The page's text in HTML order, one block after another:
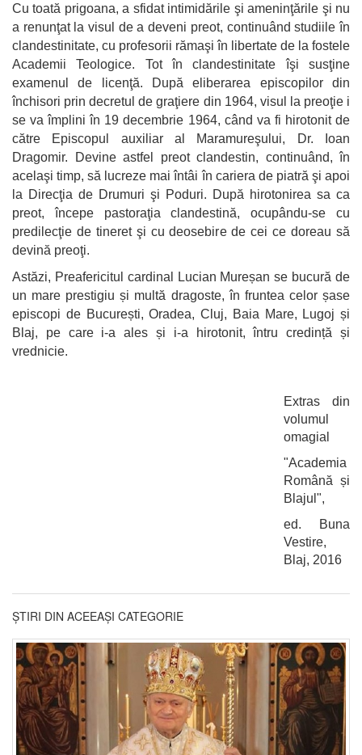
Cu toată prigoana, a sfidat intimidările şi ameninţările şi nu
a renunţat la visul de a deveni preot, continuând studiile în
clandestinitate, cu profesorii rămaşi în libertate de la fostele
Academii Teologice. Tot în clandestinitate îşi susţine
examenul de licenţă. După eliberarea episcopilor din
închisori prin decretul de graţiere din 1964, visul la preoţie i
se va împlini în 19 decembrie 1964, când va fi hirotonit de
către Episcopul auxiliar al Maramureşului, Dr. Ioan
Dragomir. Devine astfel preot clandestin, continuând, în
acelaşi timp, să lucreze mai întâi în cariera de piatră şi apoi
la Direcţia de Drumuri şi Poduri. După hirotonirea sa ca
preot, începe pastoraţia clandestină, ocupându-se cu
predilecţie de tineret şi cu deosebire de cei ce doreau să
devină preoţi.
Astăzi, Preafericitul cardinal Lucian Mureșan se bucură de
un mare prestigiu și multă dragoste, în fruntea celor șase
episcopi de București, Oradea, Cluj, Baia Mare, Lugoj și
Blaj, pe care i-a ales și i-a hirotonit, întru credință și
vrednicie.
Extras din
volumul
omagial
"Academia
Română și
Blajul",
ed. Buna
Vestire,
Blaj, 2016
ȘTIRI DIN ACEEAȘI CATEGORIE